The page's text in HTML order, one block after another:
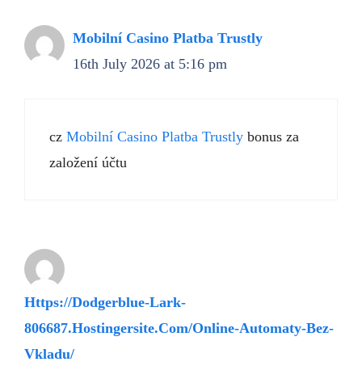
Mobilní Casino Platba Trustly
16th July 2026 at 5:16 pm
cz Mobilní Casino Platba Trustly bonus za
založení účtu
Https://Dodgerblue-Lark-
806687.Hostingersite.Com/Online-Automaty-Bez-
Vkladu/